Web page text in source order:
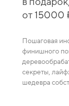
от 15000
Пошаговая
финишного
секреты,
шедевра